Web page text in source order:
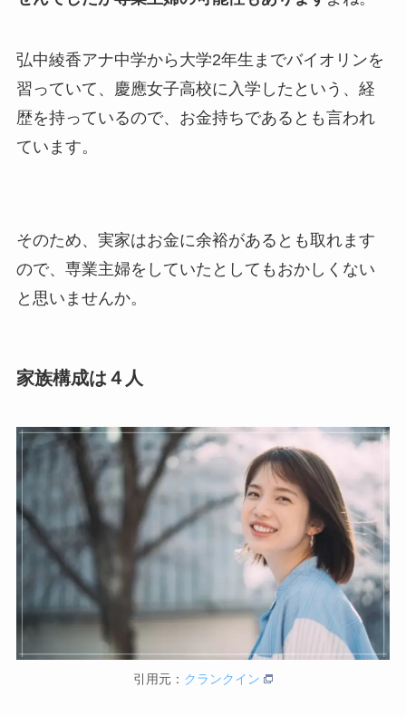
弘中綾香アナ中学から大学2年生までバイオリンを
習っていて、慶應女子高校に入学したという、経
歴を持っているので、お金持ちであるとも言われ
ています。
そのため、実家はお金に余裕があるとも取れます
ので、専業主婦をしていたとしてもおかしくない
と思いませんか。
家族構成は４人
引用元： クランクイン